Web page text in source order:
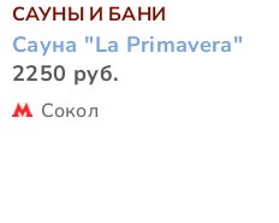
САУНЫ И БАНИ
Сауна "La Primavera"
2250 руб.
Сокол